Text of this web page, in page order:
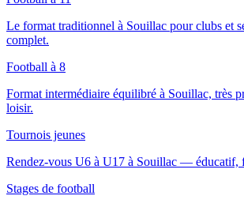
Le format traditionnel à Souillac pour clubs et
complet.
Football à 8
Format intermédiaire équilibré à Souillac, très
loisir.
Tournois jeunes
Rendez-vous U6 à U17 à Souillac — éducatif,
Stages de football